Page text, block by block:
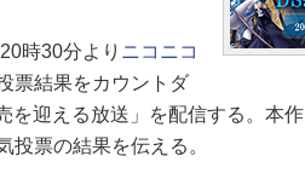
時30分より ニコニコ
票結果をカウントダ
を迎える放送」を配信する。本
投票の結果を伝える。